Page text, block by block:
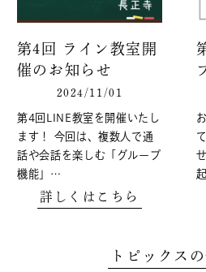
第4回 ライン教室開
催のお知らせ
2024/11/01
第4回LINE教室を開催いたし
ます！ 今回は、複数人で通
話や会話を楽しむ「グループ
機能」…
詳しくはこちら
トピックス